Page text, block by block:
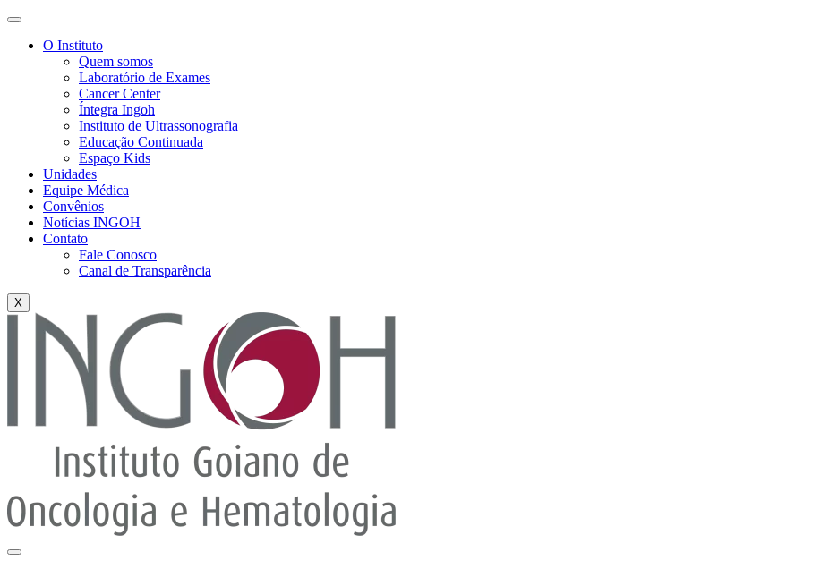
O Instituto
Quem somos
Laboratório de Exames
Cancer Center
Íntegra Ingoh
Instituto de Ultrassonografia
Educação Continuada
Espaço Kids
Unidades
Equipe Médica
Convênios
Notícias INGOH
Contato
Fale Conosco
Canal de Transparência
X